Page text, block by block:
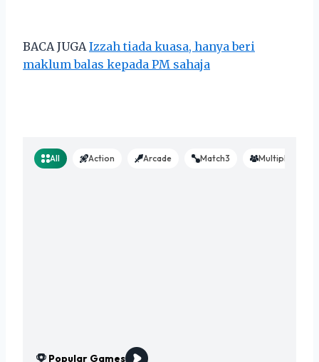
BACA JUGA Izzah tiada kuasa, hanya beri
maklum balas kepada PM sahaja